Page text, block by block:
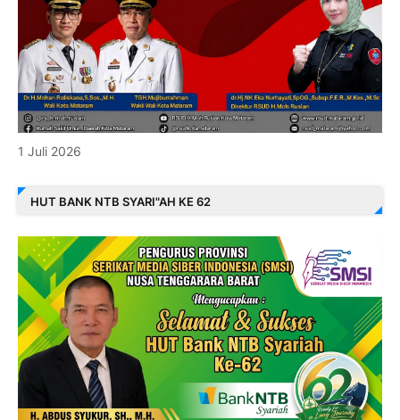
1 Juli 2026
HUT BANK NTB SYARI"AH KE 62